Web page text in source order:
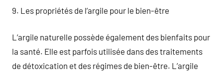
9. Les propriétés de l’argile pour le bien-être
L’argile naturelle possède également des bienfaits pour
la santé. Elle est parfois utilisée dans des traitements
de détoxication et des régimes de bien-être. L’argile